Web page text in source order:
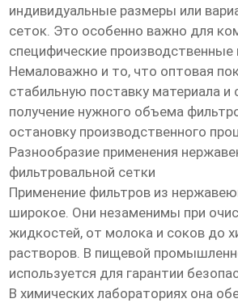
индивидуальные размеры или
сеток. Это особенно важно для
специфические производственные
Немаловажно и то, что оптовая
стабильную поставку материала и
получение нужного объема
остановку производственного
Разнообразие применения
фильтровальной сетки
Применение фильтров из
широкое. Они незаменимы при
жидкостей, от молока и соков до
растворов. В пищевой
используется для гарантии
В химических лабораториях она